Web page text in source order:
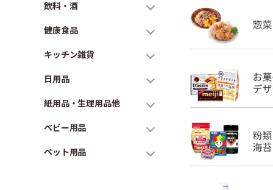
飲料・酒
健康食品
キッチン雑貨
日用品
紙用品・生理用品他
ベビー用品
ペット用品